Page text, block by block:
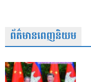
ព័ត៌មានពេញនិយម